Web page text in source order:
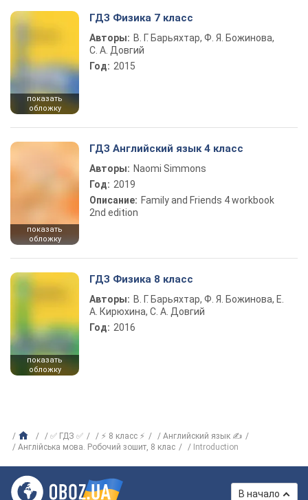
показать
обложку
ГДЗ Физика 7 класс
Авторы: В. Г. Барьяхтар, Ф. Я. Божинова,
С. А. Довгий
Год: 2015
показать
обложку
ГДЗ Английский язык 4 класс
Авторы: Naomi Simmons
Год: 2019
Описание: Family and Friends 4 workbook
2nd edition
показать
обложку
ГДЗ Физика 8 класс
Авторы: В. Г. Барьяхтар, Ф. Я. Божинова, Е.
А. Кирюхина, С. А. Довгий
Год: 2016
✅ ГДЗ ✅ ⚡ 8 класс ⚡
Английский язык ✍
Англійська мова. Робочий зошит, 8 клас
Introduction
В начало